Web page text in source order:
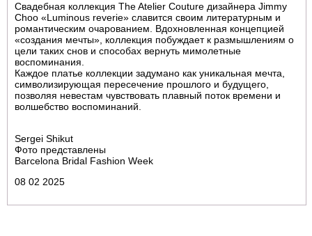
Свадебная коллекция The Atelier Couture дизайнера Jimmy
Choo «Luminous reverie» славится своим литературным и
романтическим очарованием. Вдохновленная концепцией
«создания мечты», коллекция побуждает к размышлениям о
цели таких снов и способах вернуть мимолетные
воспоминания.
Каждое платье коллекции задумано как уникальная мечта,
символизирующая пересечение прошлого и будущего,
позволяя невестам чувствовать плавный поток времени и
волшебство воспоминаний.
Sergei Shikut
Фото представлены
Barcelona Bridal Fashion Week
08 02 2025